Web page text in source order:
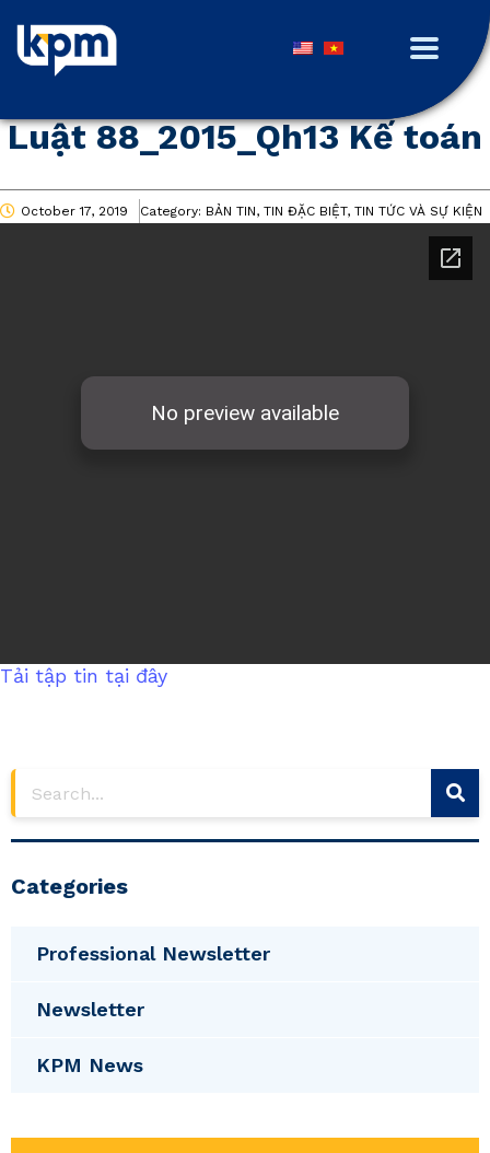
Luật 88_2015_Qh13 Kế toán
October 17, 2019 Category: BẢN TIN, TIN ĐẶC BIỆT, TIN TỨC VÀ SỰ KIỆN
Tải tập tin tại đây
Categories
Professional Newsletter
Newsletter
KPM News